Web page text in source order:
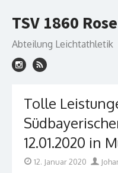
to
TSV 1860
Abteilung Leichtathletik
Tolle
12.01.2020 in
Posted
12. Januar 2020 Author